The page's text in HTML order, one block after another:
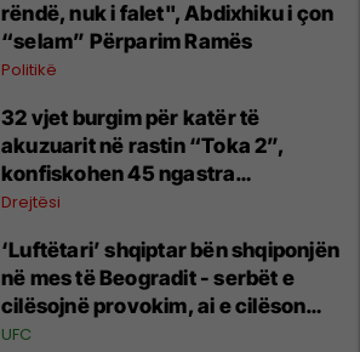
rëndë, nuk i falet", Abdixhiku i çon
“selam” Përparim Ramës
Politikë
32 vjet burgim për katër të
akuzuarit në rastin “Toka 2”,
konfiskohen 45 ngastra
kadastrale
Drejtësi
‘Luftëtari’ shqiptar bën shqiponjën
në mes të Beogradit - serbët e
cilësojnë provokim, ai e cilëson
simbol të identitetit
UFC